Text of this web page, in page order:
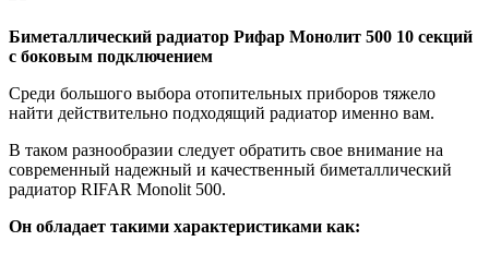
Биметаллический радиатор Рифар Монолит 500 10 секций
с боковым подключением
Среди большого выбора отопительных приборов тяжело
найти действительно подходящий радиатор именно вам.
В таком разнообразии следует обратить свое внимание на
современный надежный и качественный биметаллический
радиатор RIFAR Monolit 500.
Он обладает такими характеристиками как: